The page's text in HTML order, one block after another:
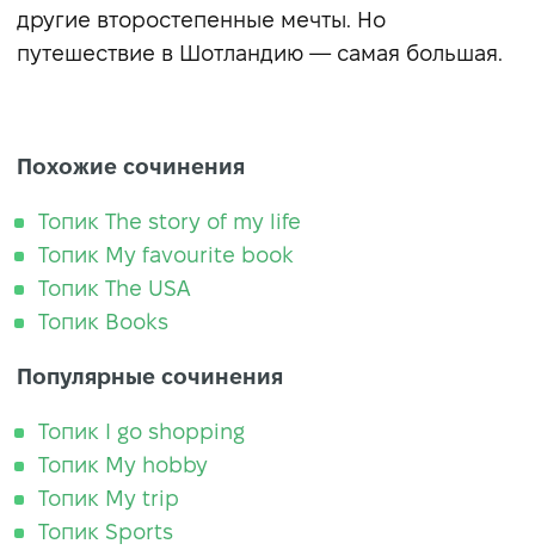
другие второстепенные мечты. Но
путешествие в Шотландию — самая большая.
Похожие сочинения
Топик The story of my life
Топик My favourite book
Топик The USA
Топик Books
Популярные сочинения
Топик I go shopping
Топик My hobby
Топик My trip
Топик Sports